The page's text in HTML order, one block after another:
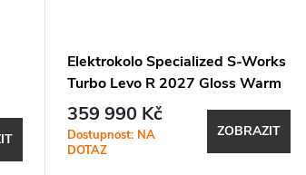
Elektrokolo Specialized S-Works
Turbo Levo R 2027 Gloss Warm
Smoke / Pistachio
359 990 Kč
Dostupnost: NA
DOTAZ
ZOBRAZIT